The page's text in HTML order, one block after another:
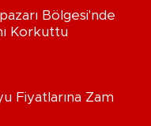
Bölgesi'nde
Korkuttu
Fiyatlarına Zam